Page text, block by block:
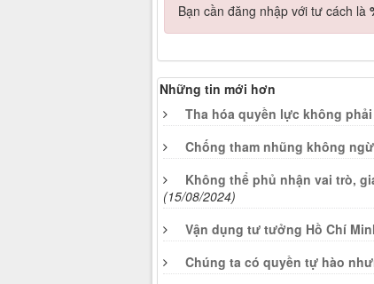
Bạn cần đăng nhập với tư cách là
Những tin mới hơn
Tha hóa quyền lực không
Chống tham nhũng không
Không thể phủ nhận vai trò,
(15/08/2024)
Vận dụng tư tưởng Hồ Chí
Chúng ta có quyền tự hào